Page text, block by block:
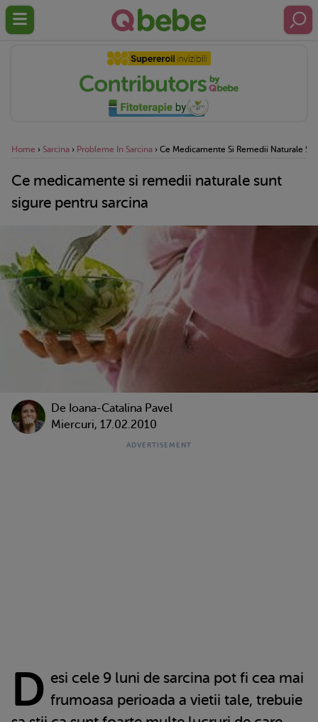
Home › Sarcina › Probleme In Sarcina › Ce Medicamente Si Remedii Naturale
Ce medicamente si remedii naturale sunt
sigure pentru sarcina
De Ioana-Catalina Pavel
Miercuri, 17.02.2010
D esi cele 9 luni de sarcina pot fi cea mai
frumoasa perioada a vietii tale, trebuie